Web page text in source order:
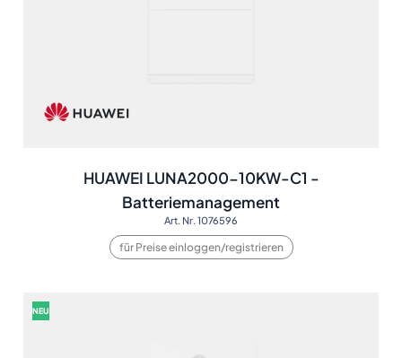
HUAWEI LUNA2000-10KW-C1 -
Batteriemanagement
Art. Nr. 1076596
für Preise einloggen/registrieren
NEU